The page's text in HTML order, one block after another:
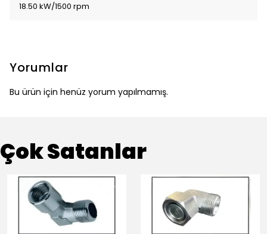
18.50 kW/1500 rpm
Yorumlar
Bu ürün için henüz yorum yapılmamış.
Çok Satanlar